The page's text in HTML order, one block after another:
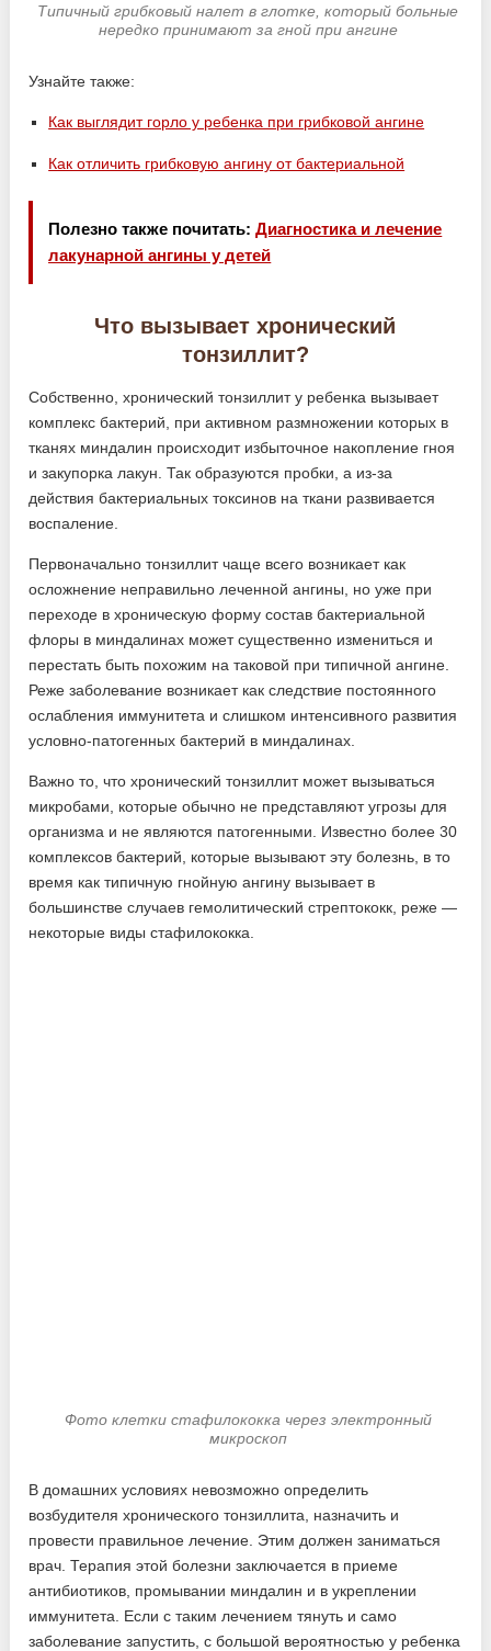
Типичный грибковый налет в глотке, который больные
нередко принимают за гной при ангине
Узнайте также:
Как выглядит горло у ребенка при грибковой ангине
Как отличить грибковую ангину от бактериальной
Полезно также почитать:Диагностика и лечение
лакунарной ангины у детей
Что вызывает хронический
тонзиллит?
Собственно, хронический тонзиллит у ребенка вызывает
комплекс бактерий, при активном размножении которых в
тканях миндалин происходит избыточное накопление гноя
и закупорка лакун. Так образуются пробки, а из-за
действия бактериальных токсинов на ткани развивается
воспаление.
Первоначально тонзиллит чаще всего возникает как
осложнение неправильно леченной ангины, но уже при
переходе в хроническую форму состав бактериальной
флоры в миндалинах может существенно измениться и
перестать быть похожим на таковой при типичной ангине.
Реже заболевание возникает как следствие постоянного
ослабления иммунитета и слишком интенсивного развития
условно-патогенных бактерий в миндалинах.
Важно то, что хронический тонзиллит может вызываться
микробами, которые обычно не представляют угрозы для
организма и не являются патогенными. Известно более 30
комплексов бактерий, которые вызывают эту болезнь, в то
время как типичную гнойную ангину вызывает в
большинстве случаев гемолитический стрептококк, реже —
некоторые виды стафилококка.
Фото клетки стафилококка через электронный
микроскоп
В домашних условиях невозможно определить
возбудителя хронического тонзиллита, назначить и
провести правильное лечение. Этим должен заниматься
врач. Терапия этой болезни заключается в приеме
антибиотиков, промывании миндалин и в укреплении
иммунитета. Если с таким лечением тянуть и само
заболевание запустить, с большой вероятностью у ребенка